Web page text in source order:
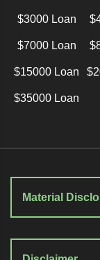
$3000 Loan
$7000 Loan
$15000 Loan
$35000 Loan
Material